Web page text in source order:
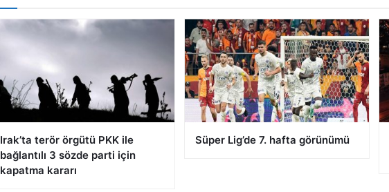
Irak’ta terör örgütü PKK ile
bağlantılı 3 sözde parti için
kapatma kararı
Süper Lig’de 7. hafta görünümü